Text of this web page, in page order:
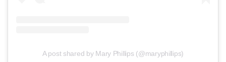
A post shared by Mary Phillips (@maryphillips)